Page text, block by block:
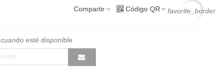
Compartir Código QR favorite_border
esté disponible